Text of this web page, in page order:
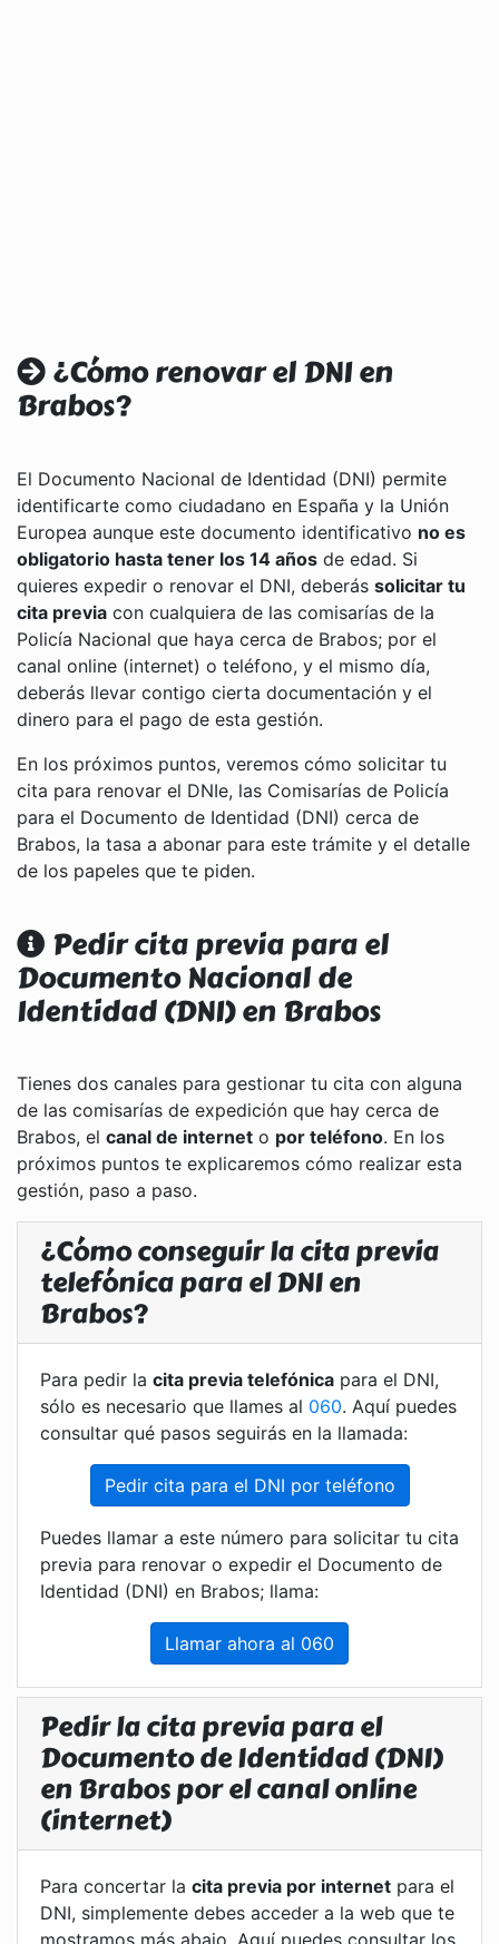
¿Cómo renovar el DNI en
Brabos?
El Documento Nacional de Identidad (DNI) permite
identificarte como ciudadano en España y la Unión
Europea aunque este documento identificativo no es
obligatorio hasta tener los 14 años de edad. Si
quieres expedir o renovar el DNI, deberás solicitar tu
cita previa con cualquiera de las comisarías de la
Policía Nacional que haya cerca de Brabos; por el
canal online (internet) o teléfono, y el mismo día,
deberás llevar contigo cierta documentación y el
dinero para el pago de esta gestión.
En los próximos puntos, veremos cómo solicitar tu
cita para renovar el DNIe, las Comisarías de Policía
para el Documento de Identidad (DNI) cerca de
Brabos, la tasa a abonar para este trámite y el detalle
de los papeles que te piden.
Pedir cita previa para el
Documento Nacional de
Identidad (DNI) en Brabos
Tienes dos canales para gestionar tu cita con alguna
de las comisarías de expedición que hay cerca de
Brabos, el canal de internet o por teléfono. En los
próximos puntos te explicaremos cómo realizar esta
gestión, paso a paso.
¿Cómo conseguir la cita previa
telefónica para el DNI en
Brabos?
Para pedir la cita previa telefónica para el DNI,
sólo es necesario que llames al 060. Aquí puedes
consultar qué pasos seguirás en la llamada:
Pedir cita para el DNI por teléfono
Puedes llamar a este número para solicitar tu cita
previa para renovar o expedir el Documento de
Identidad (DNI) en Brabos; llama:
Llamar ahora al 060
Pedir la cita previa para el
Documento de Identidad (DNI)
en Brabos por el canal online
(internet)
Para concertar la cita previa por internet para el
DNI, simplemente debes acceder a la web que te